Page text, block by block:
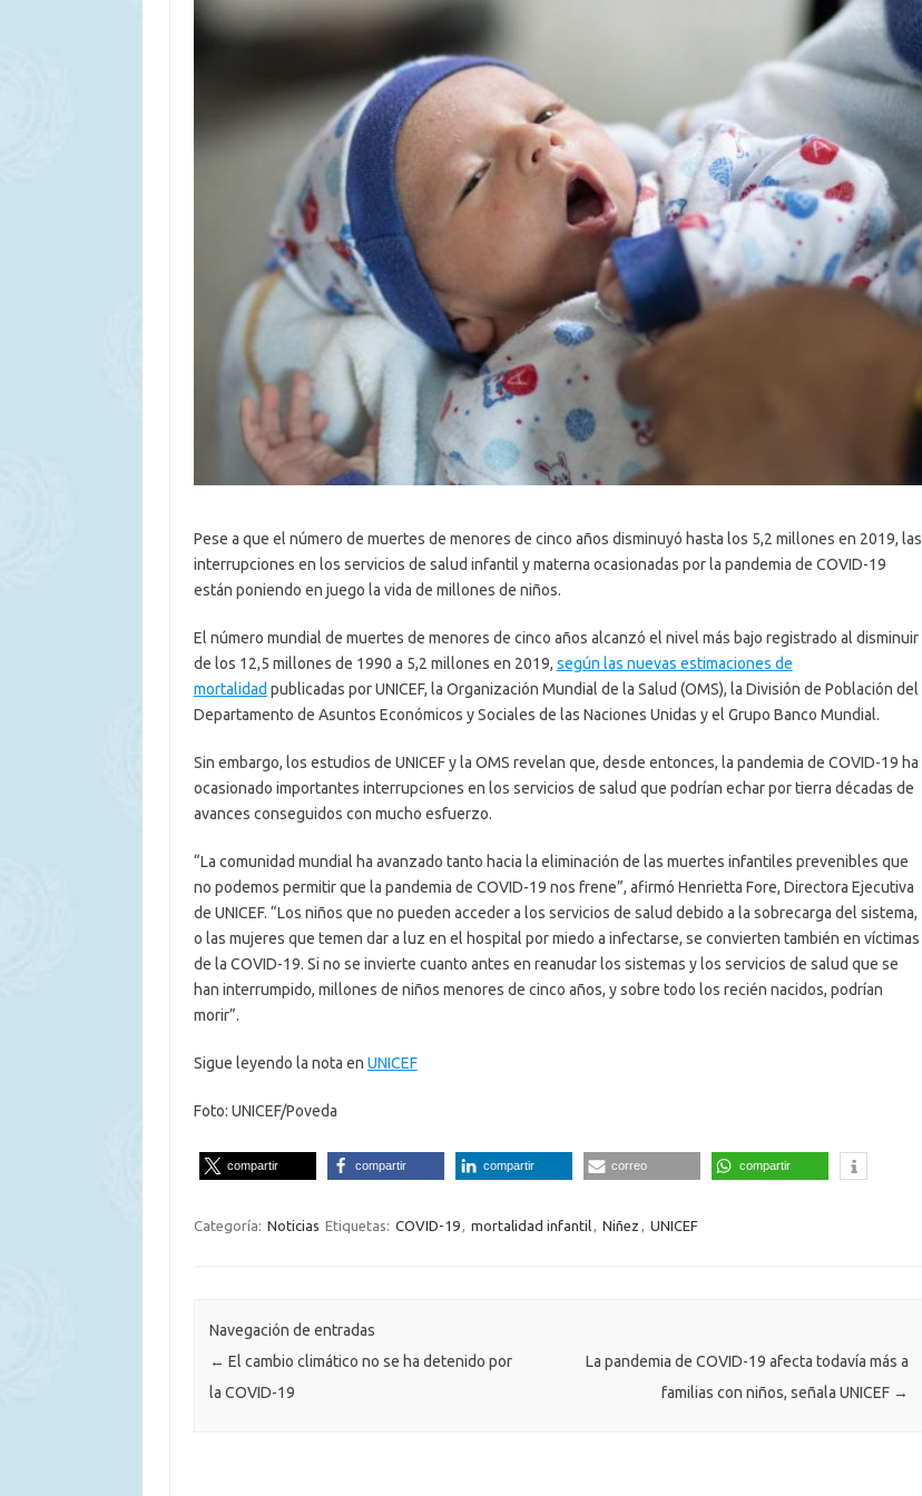
Pese a que el número de muertes de menores de cinco años disminuyó hasta los 5,2 millones en 2019, las
interrupciones en los servicios de salud infantil y materna ocasionadas por la pandemia de COVID-19
están poniendo en juego la vida de millones de niños.
El número mundial de muertes de menores de cinco años alcanzó el nivel más bajo registrado al disminuir
de los 12,5 millones de 1990 a 5,2 millones en 2019, según las nuevas estimaciones de
mortalidad publicadas por UNICEF, la Organización Mundial de la Salud (OMS), la División de Población del
Departamento de Asuntos Económicos y Sociales de las Naciones Unidas y el Grupo Banco Mundial.
Sin embargo, los estudios de UNICEF y la OMS revelan que, desde entonces, la pandemia de COVID-19 ha
ocasionado importantes interrupciones en los servicios de salud que podrían echar por tierra décadas de
avances conseguidos con mucho esfuerzo.
“La comunidad mundial ha avanzado tanto hacia la eliminación de las muertes infantiles prevenibles que
no podemos permitir que la pandemia de COVID-19 nos frene”, afirmó Henrietta Fore, Directora Ejecutiva
de UNICEF. “Los niños que no pueden acceder a los servicios de salud debido a la sobrecarga del sistema,
o las mujeres que temen dar a luz en el hospital por miedo a infectarse, se convierten también en víctimas
de la COVID-19. Si no se invierte cuanto antes en reanudar los sistemas y los servicios de salud que se
han interrumpido, millones de niños menores de cinco años, y sobre todo los recién nacidos, podrían
morir”.
Sigue leyendo la nota en UNICEF
Foto: UNICEF/Poveda
compartir compartir compartir correo compartir
Categoría: Noticias Etiquetas: COVID-19, mortalidad infantil, Niñez , UNICEF
Navegación de entradas
← El cambio climático no se ha detenido por
la COVID-19
La pandemia de COVID-19 afecta todavía más a
familias con niños, señala UNICEF →